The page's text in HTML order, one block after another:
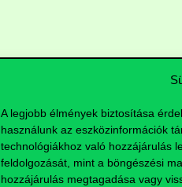
A legjobb élmények biztosítása
használunk az eszközinformációk
technológiákhoz való hozzájárulás
feldolgozását, mint a böngészési
hozzájárulás megtagadása vagy
Hasznos linkek